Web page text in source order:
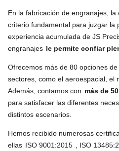
En la fabricación de engranajes,
criterio fundamental para juzgar la
experiencia acumulada de JS
engranajes le permite confiar
Ofrecemos más de 80 opciones
sectores, como el aeroespacial, el
Además, contamos con más de
para satisfacer las diferentes
distintos escenarios.
Hemos recibido numerosas
ellas ISO 9001:2015
, ISO